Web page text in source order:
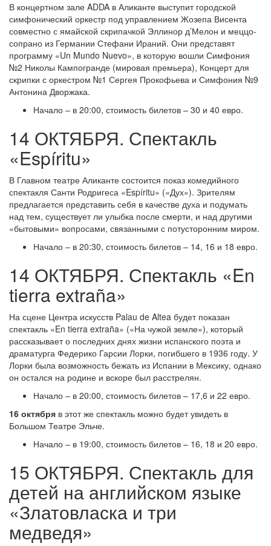
В концертном зале ADDA в Аликанте выступит городской
симфонический оркестр под управлением Жозепа Висента
совместно с ямайской скрипачкой Эллинор д’Мелон и меццо-
сопрано из Германии Стефани Ираний. Они представят
программу «Un Mundo Nuevo», в которую вошли Симфония
№2 Николы Кампогранде (мировая премьера), Концерт для
скрипки с оркестром №1 Сергея Прокофьева и Симфония №9
Антонина Дворжака.
Начало – в 20:00, стоимость билетов – 30 и 40 евро.
14 ОКТЯБРЯ. Спектакль
«Espíritu»
В Главном театре Аликанте состоится показ комедийного
спектакля Санти Родригеса «Espíritu» («Дух»). Зрителям
предлагается представить себя в качестве духа и подумать
над тем, существует ли улыбка после смерти, и над другими
«бытовыми» вопросами, связанными с потусторонним миром.
Начало – в 20:30, стоимость билетов – 14, 16 и 18 евро.
14 ОКТЯБРЯ. Спектакль «En
tierra extraña»
На сцене Центра искусств Palau de Altea будет показан
спектакль «En tierra extraña» («На чужой земле»), который
рассказывает о последних днях жизни испанского поэта и
драматурга Федерико Гарсии Лорки, погибшего в 1936 году. У
Лорки была возможность бежать из Испании в Мексику, однако
он остался на родине и вскоре был расстрелян.
Начало – в 20:00, стоимость билетов – 17,6 и 22 евро.
16 октября в этот же спектакль можно будет увидеть в
Большом Театре Эльче.
Начало – в 19:00, стоимость билетов – 16, 18 и 20 евро.
15 ОКТЯБРЯ. Спектакль для
детей на английском языке
«Златовласка и три
медведя»